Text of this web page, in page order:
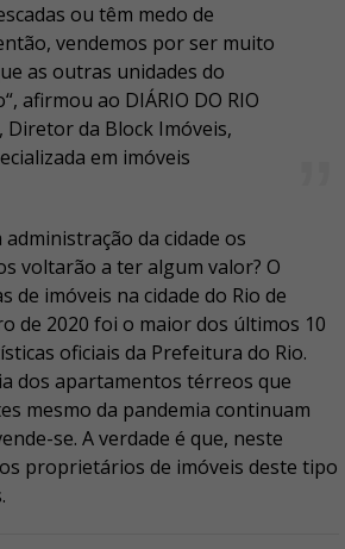
ou têm medo de
vendemos por ser muito
as outras unidades do
afirmou ao DIÁRIO DO RIO
Diretor da Block Imóveis,
em imóveis
administração da cidade os
voltarão a ter algum valor? O
de imóveis na cidade do Rio de
de 2020 foi o maior dos últimos 10
oficiais da Prefeitura do Rio.
dos apartamentos térreos que
mesmo da pandemia continuam
se. A verdade é que, neste
proprietários de imóveis deste tipo